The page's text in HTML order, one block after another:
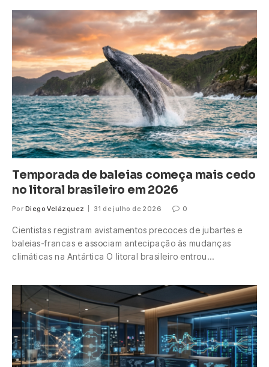
Temporada de baleias começa mais cedo
no litoral brasileiro em 2026
Por Diego Velázquez 31 de julho de 2026 0
Cientistas registram avistamentos precoces de jubartes e
baleias-francas e associam antecipação às mudanças
climáticas na Antártica O litoral brasileiro entrou…